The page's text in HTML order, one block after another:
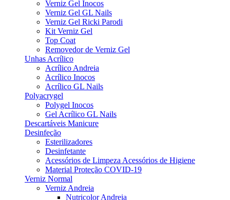
Verniz Gel Inocos
Verniz Gel GL Nails
Verniz Gel Ricki Parodi
Kit Verniz Gel
Top Coat
Removedor de Verniz Gel
Unhas Acrílico
Acrílico Andreia
Acrílico Inocos
Acrílico GL Nails
Polyacrygel
Polygel Inocos
Gel Acrílico GL Nails
Descartáveis Manicure
Desinfeção
Esterilizadores
Desinfetante
Acessórios de Limpeza Acessórios de Higiene
Material Proteção COVID-19
Verniz Normal
Verniz Andreia
Nutricolor Andreia